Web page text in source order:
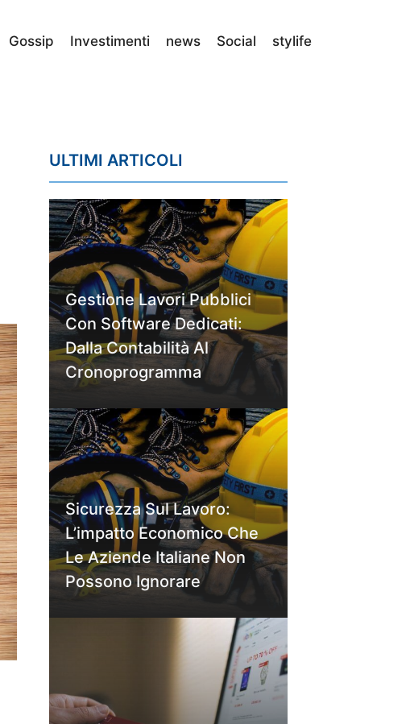
Gossip Investimenti news Social stylife
ULTIMI ARTICOLI
Gestione Lavori Pubblici
Con Software Dedicati:
Dalla Contabilità Al
Cronoprogramma
Sicurezza Sul Lavoro:
L’impatto Economico Che
Le Aziende Italiane Non
Possono Ignorare